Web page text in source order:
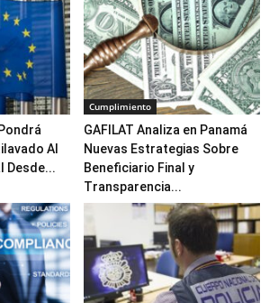
Al
Desde...
Cumplimiento
GAFILAT Analiza en Panamá
Nuevas Estrategias Sobre
Beneficiario Final y
Transparencia...